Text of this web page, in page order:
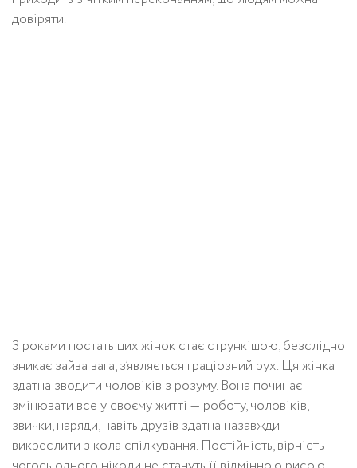
довіряти.
З роками постать цих жінок стає стрункішою, безслідно
зникає зайва вага, з’являється граціозний рух. Ця жінка
здатна зводити чоловіків з розуму. Вона починає
змінювати все у своєму житті — роботу, чоловіків,
звички, наряди, навіть друзів здатна назавжди
викреслити з кола спілкування. Постійність, вірність